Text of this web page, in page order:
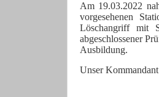
Am 19.03.2022
vorgesehenen
Löschangriff mit
abgeschlossener
Ausbildung.
Unser